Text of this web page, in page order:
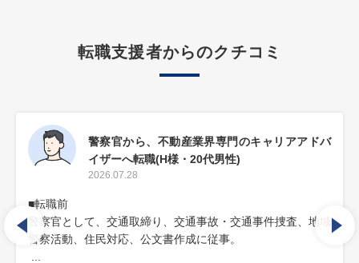
転職支援者からのクチコミ
SEOコンサルタントから、営業職特化のキャリ
アアドバイザーへ転職(M様・20代女性)
2026.07.23
■転職前
SEOコンサルタントとして、WEBサイトの改善施策の提案
を担当。